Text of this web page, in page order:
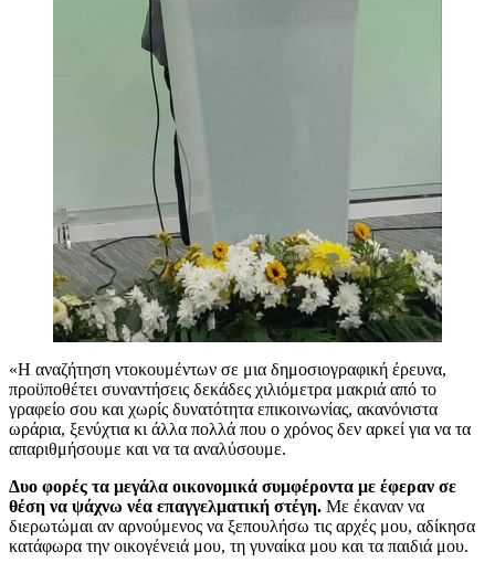
«Η αναζήτηση ντοκουμέντων σε μια δημοσιογραφική έρευνα,
προϋποθέτει συναντήσεις δεκάδες χιλιόμετρα μακριά από το
γραφείο σου και χωρίς δυνατότητα επικοινωνίας, ακανόνιστα
ωράρια, ξενύχτια κι άλλα πολλά που ο χρόνος δεν αρκεί για να τα
απαριθμήσουμε και να τα αναλύσουμε.
Δυο φορές τα μεγάλα οικονομικά συμφέροντα με έφεραν σε
θέση να ψάχνω νέα επαγγελματική στέγη. Με έκαναν να
διερωτώμαι αν αρνούμενος να ξεπουλήσω τις αρχές μου, αδίκησα
κατάφωρα την οικογένειά μου, τη γυναίκα μου και τα παιδιά μου.